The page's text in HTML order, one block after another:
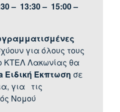
– 13:30 – 15:00 –
για όλους τους
ΚΤΕΛ Λακωνίας θα
Ειδική Έκπτωση σε
για τις
Νομού